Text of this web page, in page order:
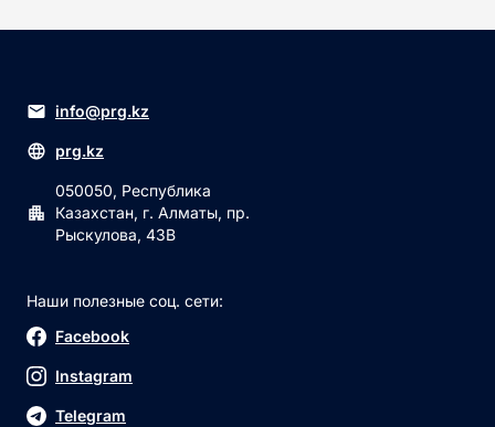
info@prg.kz
prg.kz
050050, Республика
Казахстан, г. Алматы, пр.
Рыскулова, 43В
Наши полезные соц. сети:
Facebook
Instagram
Telegram